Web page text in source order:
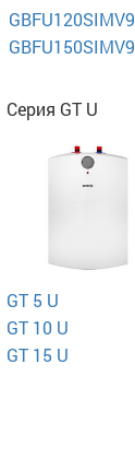
GBFU120SIMV9
GBFU150SIMV9
Серия GT U
GT 5 U
GT 10 U
GT 15 U